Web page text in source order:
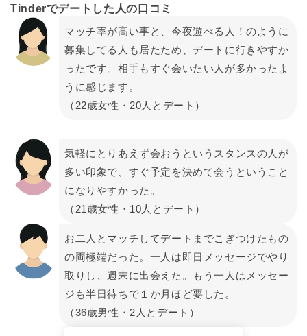
Tinderでデートした人の口コミ
マッチ率が高い事と、今夜遊べる人！のように
募集してる人も居たため、デートに行きやすか
ったです。相手もすぐ会いたい人が多かったよ
うに感じます。
（22歳女性・20人とデート）
気軽にとりあえず会おうというスタンスの人が
多い印象で、すぐ予定を決めて会うということ
になりやすかった。
（21歳女性・10人とデート）
お二人とマッチしてデートまでこぎつけたもの
の両極端だった。一人は即日メッセージでやり
取りし、週末に出会えた。もう一人はメッセー
ジも半日待ちで１か月ほど要した。
（36歳男性・2人とデート）